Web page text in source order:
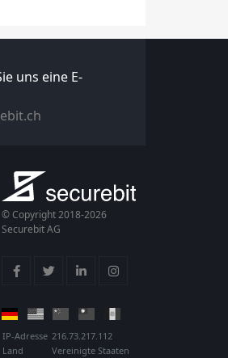
uns eine E-
© Copyright 2018-2026
Securebit AG
IP-Adresse 216.73.217.112
Land
Vereinigte Staaten